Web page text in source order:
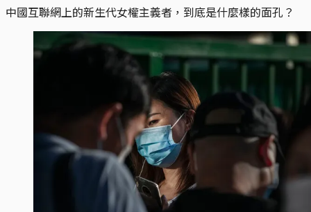
中國互聯網上的新生代女權主義者，到底是什麼樣的面孔？